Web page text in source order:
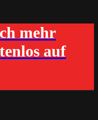
mehr
auf